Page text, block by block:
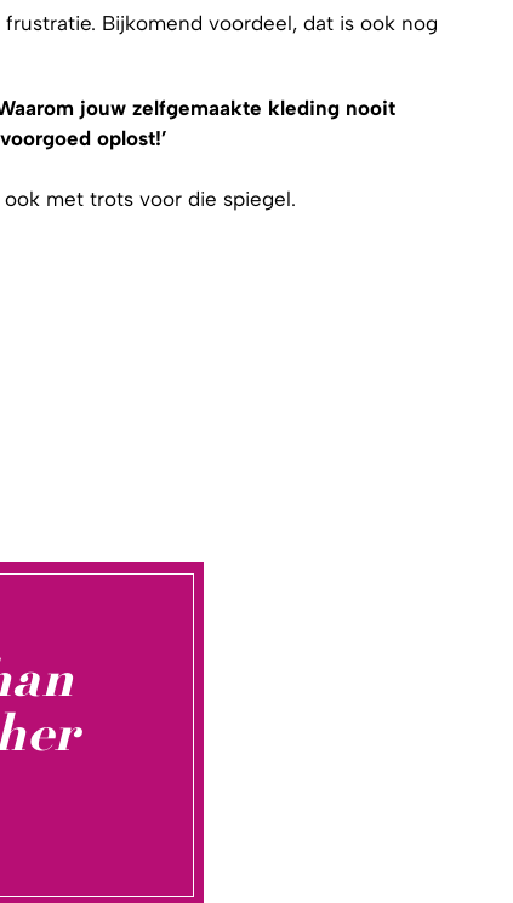
Bijkomend voordeel, dat is ook nog
jouw zelfgemaakte kleding nooit
oplost!’
met trots voor die spiegel.